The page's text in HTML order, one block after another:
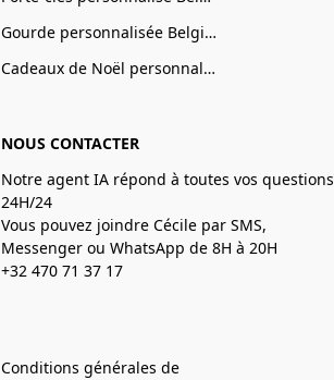
Gourde personnalisée Belgique
Cadeaux de Noël personnalisé Belgique
NOUS CONTACTER
Notre agent IA répond à toutes vos questions
24H/24
Vous pouvez joindre Cécile par SMS,
Messenger ou WhatsApp de 8H à 20H
+32 470 71 37 17
Conditions générales de